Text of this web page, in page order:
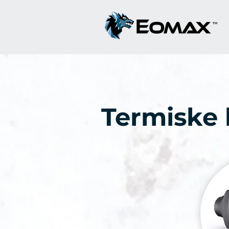
Termiske